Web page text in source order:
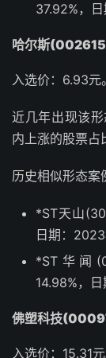
37.92%，
哈尔斯
入选价：6.93元。
近几年出现该
内上涨的股票占
历史相似形态案
*ST天山
日期：2023
*ST华闻
14.98%，
佛塑科技
入选价：15.31元